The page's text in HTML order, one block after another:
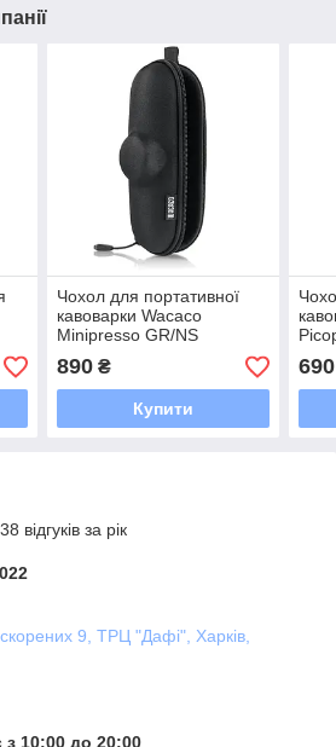
Чохол для портативної
кавоварки Wacaco
Minipresso GR/NS
890₴
Купити
690
відгуків за рік
9, ТРЦ "Дафі", Харків,
10:00 до 20:00